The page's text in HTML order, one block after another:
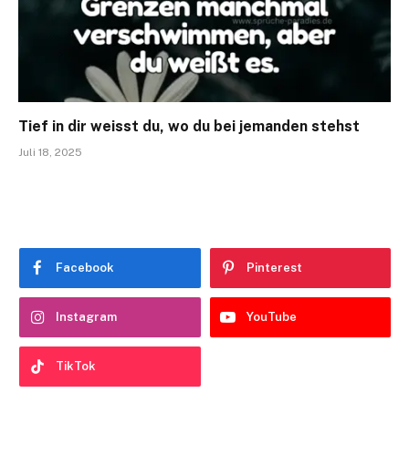
Tief in dir weisst du, wo du bei jemanden stehst
Juli 18, 2025
Facebook Pinterest
Instagram YouTube
TikTok